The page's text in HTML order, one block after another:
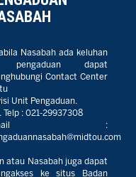
Nasabah ada keluhan
dapat
Contact Center
Unit Pengaduan.
Telp : 021-29937308
:
atau Nasabah juga dapat
ke situs Badan